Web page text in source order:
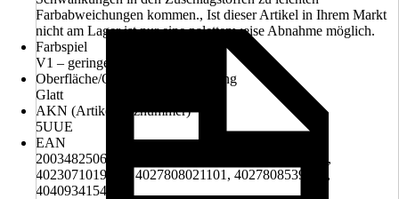
Farbabweichungen kommen., Ist dieser Artikel in Ihrem Markt
nicht am Lager ist nur eine palettenweise Abnahme möglich.
Farbspiel
V1 – geringes Farbspiel
Oberfläche/Oberflächenbehandlung
Glatt
AKN (Artikelkurznummer)
5UUE
EAN
2003482506006, 4022748019249, 4022841019245,
4023071019241, 4027808021101, 4027808539170,
4040934154178